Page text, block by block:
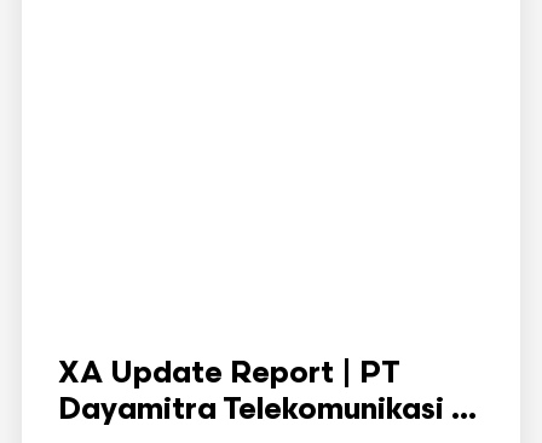
XA Update Report | PT
Dayamitra Telekomunikasi ...